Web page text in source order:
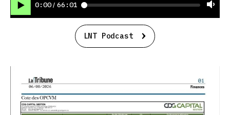
0:00 / 66:01
LNT Podcast